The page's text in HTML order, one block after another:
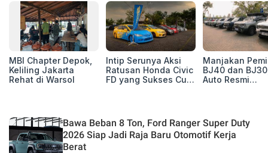
MBI Chapter Depok,
Keliling Jakarta
Rehat di Warsol
Intip Serunya Aksi
Ratusan Honda Civic
FD yang Sukses Curi
Manjakan
BJ40 dan
Auto Resmi
Bawa Beban 8 Ton, Ford Ranger Super Duty
2026 Siap Jadi Raja Baru Otomotif Kerja
Berat